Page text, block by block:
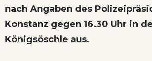
nach Angaben des
Konstanz gegen 16.30 Uhr in
Königsöschle aus.